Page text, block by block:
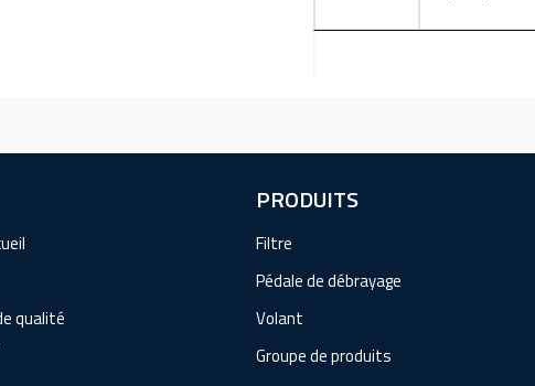
qualité
PRODUITS
Filtre
Pédale de débrayage
Volant
Groupe de produits